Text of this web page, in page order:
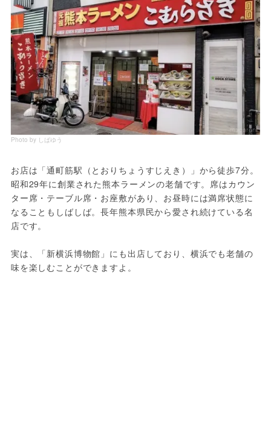
Photo by しばゆう
お店は「通町筋駅（とおりちょうすじえき）」から徒歩7分。
昭和29年に創業された熊本ラーメンの老舗です。席はカウン
ター席・テーブル席・お座敷があり、お昼時には満席状態に
なることもしばしば。長年熊本県民から愛され続けている名
店です。
実は、「新横浜博物館」にも出店しており、横浜でも老舗の
味を楽しむことができますよ。